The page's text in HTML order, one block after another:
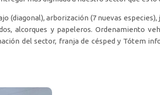
(diagonal), arborización (7 nuevas especies),
alcorques y papeleros. Ordenamiento
del sector, franja de césped y Tótem